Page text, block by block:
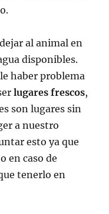
al animal en
disponibles.
haber problema
lugares frescos,
son lugares sin
a nuestro
esto ya que
en caso de
tenerlo en